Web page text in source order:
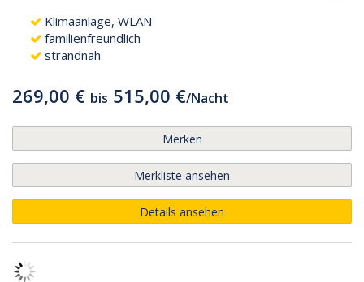
Klimaanlage, WLAN
familienfreundlich
strandnah
269,00 € bis 515,00 €/Nacht
Merken
Merkliste ansehen
Details ansehen